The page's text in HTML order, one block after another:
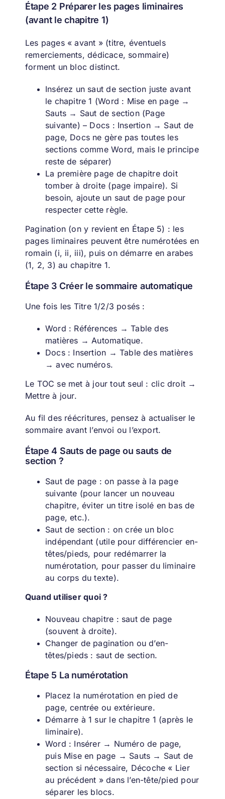
Étape 2 Préparer les pages liminaires
(avant le chapitre 1)
Les pages « avant » (titre, éventuels
remerciements, dédicace, sommaire)
forment un bloc distinct.
Insérez un saut de section juste avant
le chapitre 1 (Word : Mise en page →
Sauts → Saut de section (Page
suivante) – Docs : Insertion → Saut de
page, Docs ne gère pas toutes les
sections comme Word, mais le principe
reste de séparer)
La première page de chapitre doit
tomber à droite (page impaire). Si
besoin, ajoute un saut de page pour
respecter cette règle.
Pagination (on y revient en Étape 5) : les
pages liminaires peuvent être numérotées en
romain (i, ii, iii), puis on démarre en arabes
(1, 2, 3) au chapitre 1.
Étape 3 Créer le sommaire automatique
Une fois les Titre 1/2/3 posés :
Word : Références → Table des
matières → Automatique.
Docs : Insertion → Table des matières
→ avec numéros.
Le TOC se met à jour tout seul : clic droit →
Mettre à jour.
Au fil des réécritures, pensez à actualiser le
sommaire avant l’envoi ou l’export.
Étape 4 Sauts de page ou sauts de
section ?
Saut de page : on passe à la page
suivante (pour lancer un nouveau
chapitre, éviter un titre isolé en bas de
page, etc.).
Saut de section : on crée un bloc
indépendant (utile pour différencier en-
têtes/pieds, pour redémarrer la
numérotation, pour passer du liminaire
au corps du texte).
Quand utiliser quoi ?
Nouveau chapitre : saut de page
(souvent à droite).
Changer de pagination ou d’en-
têtes/pieds : saut de section.
Étape 5 La numérotation
Placez la numérotation en pied de
page, centrée ou extérieure.
Démarre à 1 sur le chapitre 1 (après le
liminaire).
Word : Insérer → Numéro de page,
puis Mise en page → Sauts → Saut de
section si nécessaire, Décoche « Lier
au précédent » dans l’en-tête/pied pour
séparer les blocs.